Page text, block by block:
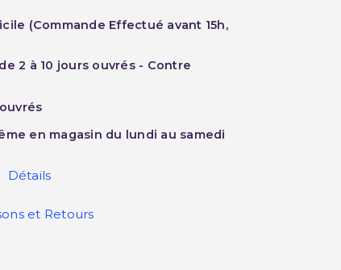
(Commande Effectué avant 15h,
2 à 10 jours ouvrés - Contre
en magasin du lundi au samedi
Détails
et Retours